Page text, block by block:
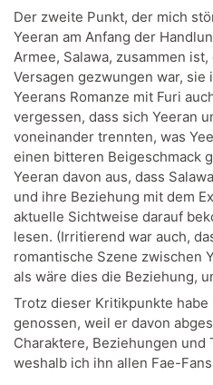
Der zweite Punkt, der mich
Yeeran am Anfang der
Armee, Salawa, zusammen
Versagen gezwungen war, sie
Yeerans Romanze mit Furi
vergessen, dass sich Yeeran
voneinander trennten, was
einen bitteren Beigeschmack
Yeeran davon aus, dass
und ihre Beziehung mit dem
aktuelle Sichtweise darauf
lesen. (Irritierend war auch,
romantische Szene zwischen
als wäre dies die Beziehung,
Trotz dieser Kritikpunkte habe
genossen, weil er davon
Charaktere, Beziehungen und
weshalb ich ihn allen Fae-